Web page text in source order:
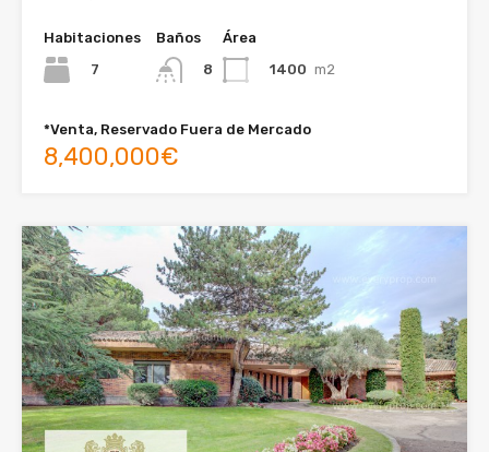
Habitaciones
7
Baños
8
Área
1400 m2
*Venta, Reservado Fuera de Mercado
8,400,000€